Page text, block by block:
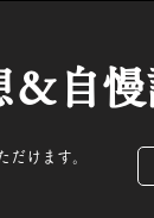
＆自
だけます。